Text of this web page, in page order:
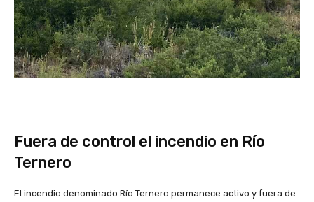
Fuera de control el incendio en Río
Ternero
El incendio denominado Río Ternero permanece activo y fuera de